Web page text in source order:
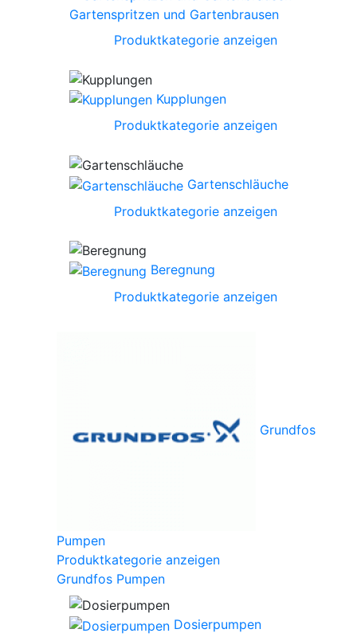
Gartenspritzen und Gartenbrausen
Produktkategorie anzeigen
Kupplungen
Produktkategorie anzeigen
Gartenschläuche
Produktkategorie anzeigen
Beregnung
Produktkategorie anzeigen
Grundfos
Pumpen
Produktkategorie anzeigen
Grundfos Pumpen
Dosierpumpen